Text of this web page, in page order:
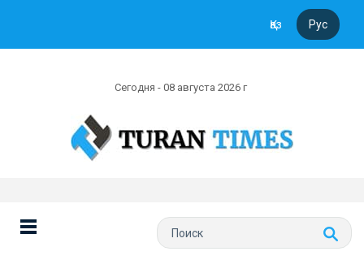
Қаз Рус
Сегодня - 08 августа 2026 г